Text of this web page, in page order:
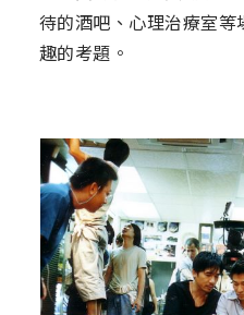
待的酒吧、心理治療室
趣的考題。